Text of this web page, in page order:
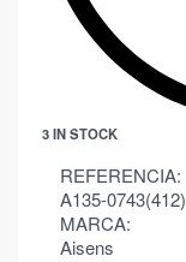
3 IN STOCK
REFERENCIA:
A135-0743(412)
MARCA:
Aisens